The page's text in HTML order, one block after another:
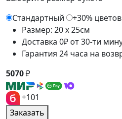
Стандартный
+30% цветов
Размер: 20 x 25см
Доставка 0₽ от 30-ти
Гарантия 24 часа на
5070₽
+101
Заказать